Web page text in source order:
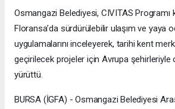
Osmangazi Belediyesi, CIVITAS Programı
Floransa’da sürdürülebilir ulaşım ve yaya
uygulamalarını inceleyerek, tarihi kent
geçirilecek projeler için Avrupa şehirleriyle
yürüttü.
BURSA (İGFA) - Osmangazi Belediyesi